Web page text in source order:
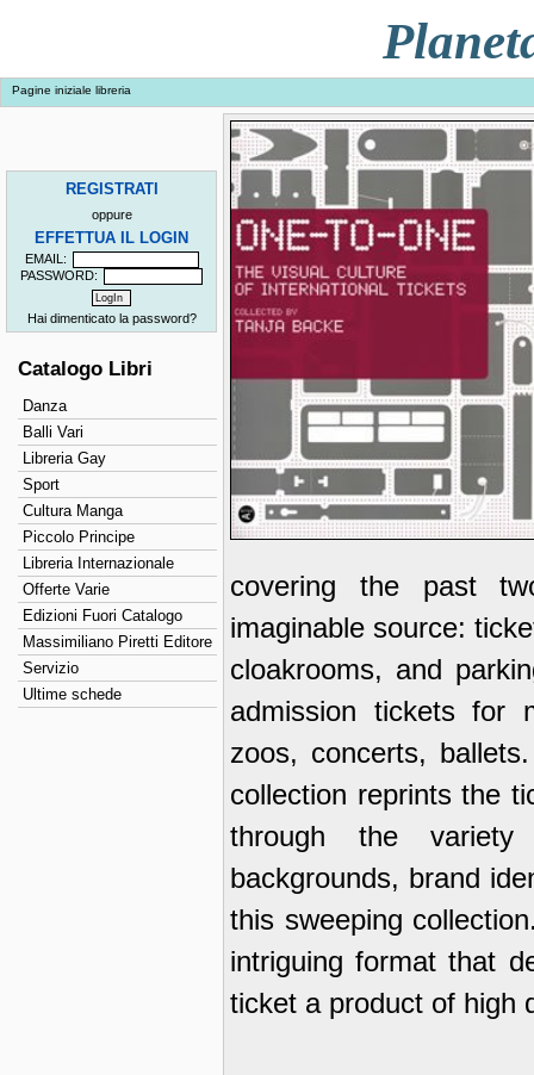
Pagine iniziale libreria
covering the past
imaginable source:
cloakrooms, and
admission tickets for
zoos, concerts,
collection reprints the
through the variety
backgrounds, brand
this sweeping
intriguing format that
ticket a product of high
REGISTRATI
oppure
EFFETTUA IL LOGIN
EMAIL:
PASSWORD:
Hai dimenticato la password?
Catalogo Libri
Danza
Balli Vari
Libreria Gay
Sport
Cultura Manga
Piccolo Principe
Libreria Internazionale
Offerte Varie
Edizioni Fuori Catalogo
Massimiliano Piretti Editore
Servizio
Ultime schede